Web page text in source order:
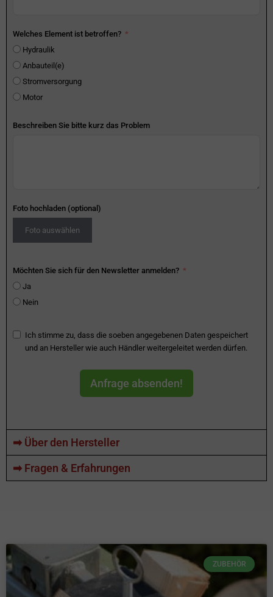
Welches Element ist betroffen?
Hydraulik
Anbauteil(e)
Stromversorgung
Motor
Beschreiben Sie bitte kurz das Problem
Foto hochladen (optional)
Foto auswählen
Möchten Sie sich für den Newsletter anmelden?
Ja
Nein
Ich stimme zu, dass die soeben angegebenen Daten gespeichert
und an Hersteller wie auch Händler weitergeleitet werden dürfen.
Anfrage absenden!
➡ Über den Hersteller
➡ Fragen & Erfahrungen
ZUBEHÖR